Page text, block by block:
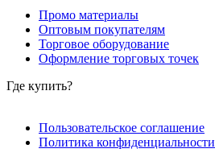
Промо материалы
Оптовым покупателям
Торговое оборудование
Оформление торговых точек
Где купить?
Пользовательское соглашение
Политика конфиденциальности